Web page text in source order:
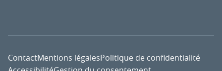
ContactMentions légalesPolitique de confidentialité